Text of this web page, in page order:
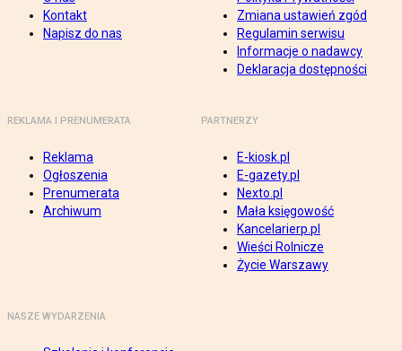
Kontakt
Napisz do nas
Zmiana ustawień zgód
Regulamin serwisu
Informacje o nadawcy
Deklaracja dostępności
REKLAMA I PRENUMERATA
Reklama
Ogłoszenia
Prenumerata
Archiwum
PARTNERZY
E-kiosk.pl
E-gazety.pl
Nexto.pl
Mała księgowość
Kancelarierp.pl
Wieści Rolnicze
Życie Warszawy
NASZE WYDARZENIA